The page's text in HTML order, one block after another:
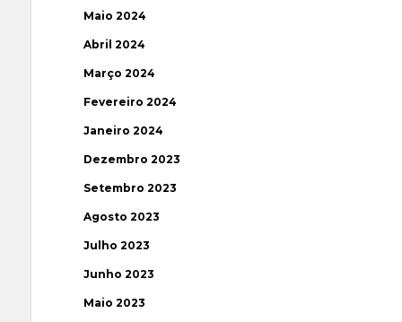
Maio 2024
Abril 2024
Março 2024
Fevereiro 2024
Janeiro 2024
Dezembro 2023
Setembro 2023
Agosto 2023
Julho 2023
Junho 2023
Maio 2023